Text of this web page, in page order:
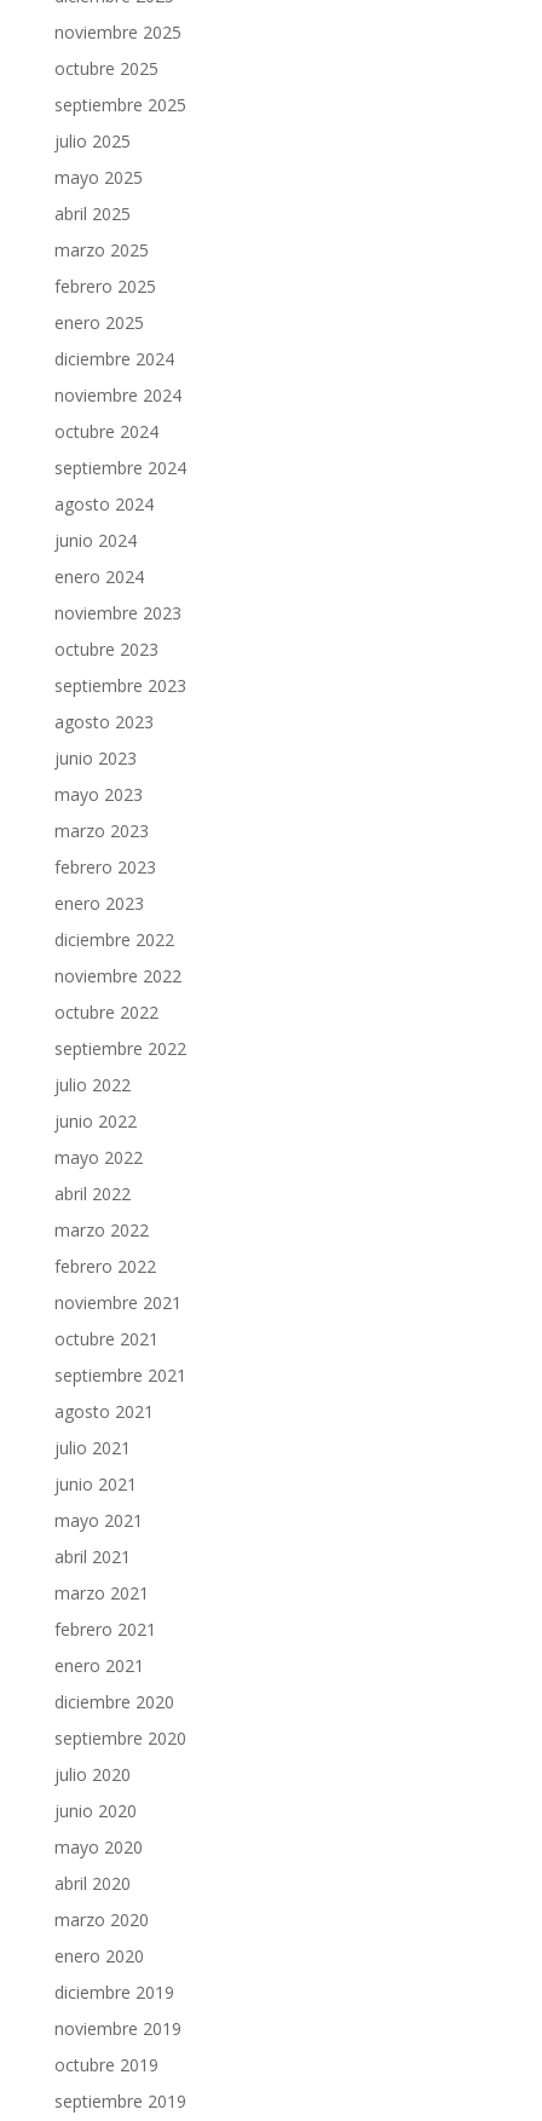
noviembre 2025
octubre 2025
septiembre 2025
julio 2025
mayo 2025
abril 2025
marzo 2025
febrero 2025
enero 2025
diciembre 2024
noviembre 2024
octubre 2024
septiembre 2024
agosto 2024
junio 2024
enero 2024
noviembre 2023
octubre 2023
septiembre 2023
agosto 2023
junio 2023
mayo 2023
marzo 2023
febrero 2023
enero 2023
diciembre 2022
noviembre 2022
octubre 2022
septiembre 2022
julio 2022
junio 2022
mayo 2022
abril 2022
marzo 2022
febrero 2022
noviembre 2021
octubre 2021
septiembre 2021
agosto 2021
julio 2021
junio 2021
mayo 2021
abril 2021
marzo 2021
febrero 2021
enero 2021
diciembre 2020
septiembre 2020
julio 2020
junio 2020
mayo 2020
abril 2020
marzo 2020
enero 2020
diciembre 2019
noviembre 2019
octubre 2019
septiembre 2019